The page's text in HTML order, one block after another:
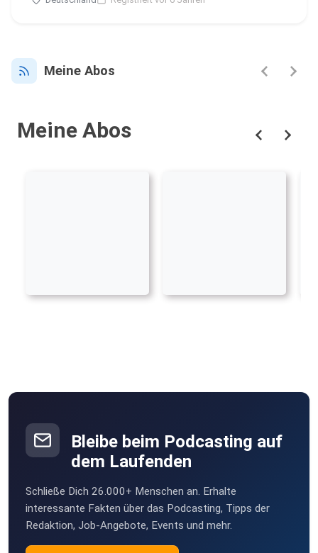
Meine Abos
Meine Abos
Bleibe beim Podcasting auf
dem Laufenden
Schließe Dich 26.000+ Menschen an. Erhalte
interessante Fakten über das Podcasting, Tipps der
Redaktion, Job-Angebote, Events und mehr.